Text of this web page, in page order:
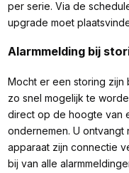
per serie. Via de
upgrade moet
Alarmmelding bij
Mocht er een storing zijn
zo snel mogelijk te
direct op de hoogte van
ondernemen. U ontvangt
apparaat zijn connectie
bij van alle